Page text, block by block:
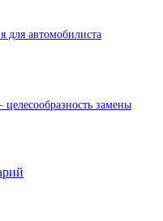
для автомобилиста
целесообразность замены